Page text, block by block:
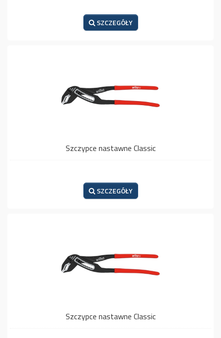
SZCZEGÓŁY
Szczypce nastawne Classic
SZCZEGÓŁY
Szczypce nastawne Classic